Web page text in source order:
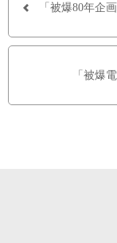
「被爆80年企
「被爆